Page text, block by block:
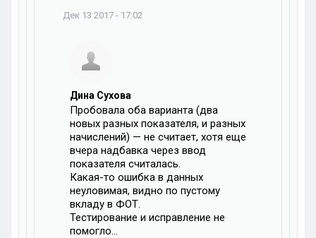
Дек 13 2017 - 17:02
Дина Сухова
Пробовала оба варианта (два
новых разных показателя, и разных
начислений) — не считает, хотя еще
вчера надбавка через ввод
показателя считалась.
Какая-то ошибка в данных
неуловимая, видно по пустому
вкладу в ФОТ.
Тестирование и исправление не
помогло…